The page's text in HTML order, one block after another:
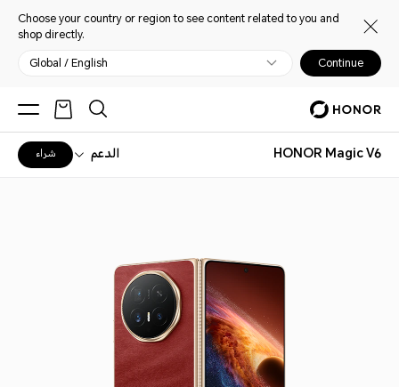
Choose your country or region to see content related to you and
shop directly.
Global / English Continue
HONOR Magic V6 الدعم شراء